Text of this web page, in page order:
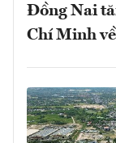
Đồng Nai
Chí Minh